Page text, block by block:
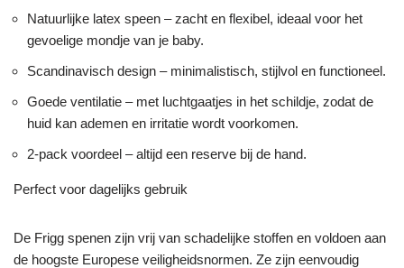
Natuurlijke latex speen – zacht en flexibel, ideaal voor het
gevoelige mondje van je baby.
Scandinavisch design – minimalistisch, stijlvol en functioneel.
Goede ventilatie – met luchtgaatjes in het schildje, zodat de
huid kan ademen en irritatie wordt voorkomen.
2-pack voordeel – altijd een reserve bij de hand.
Perfect voor dagelijks gebruik
De Frigg spenen zijn vrij van schadelijke stoffen en voldoen aan
de hoogste Europese veiligheidsnormen. Ze zijn eenvoudig